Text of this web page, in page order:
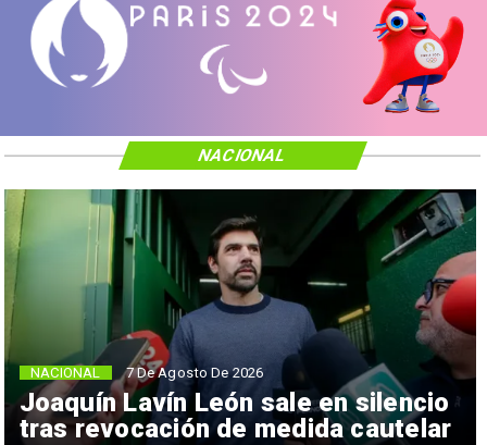
Joaquín Lavín León sale en silencio
tras revocación de medida cautelar
NACIONAL 7 De Agosto De 2026
NACIONAL